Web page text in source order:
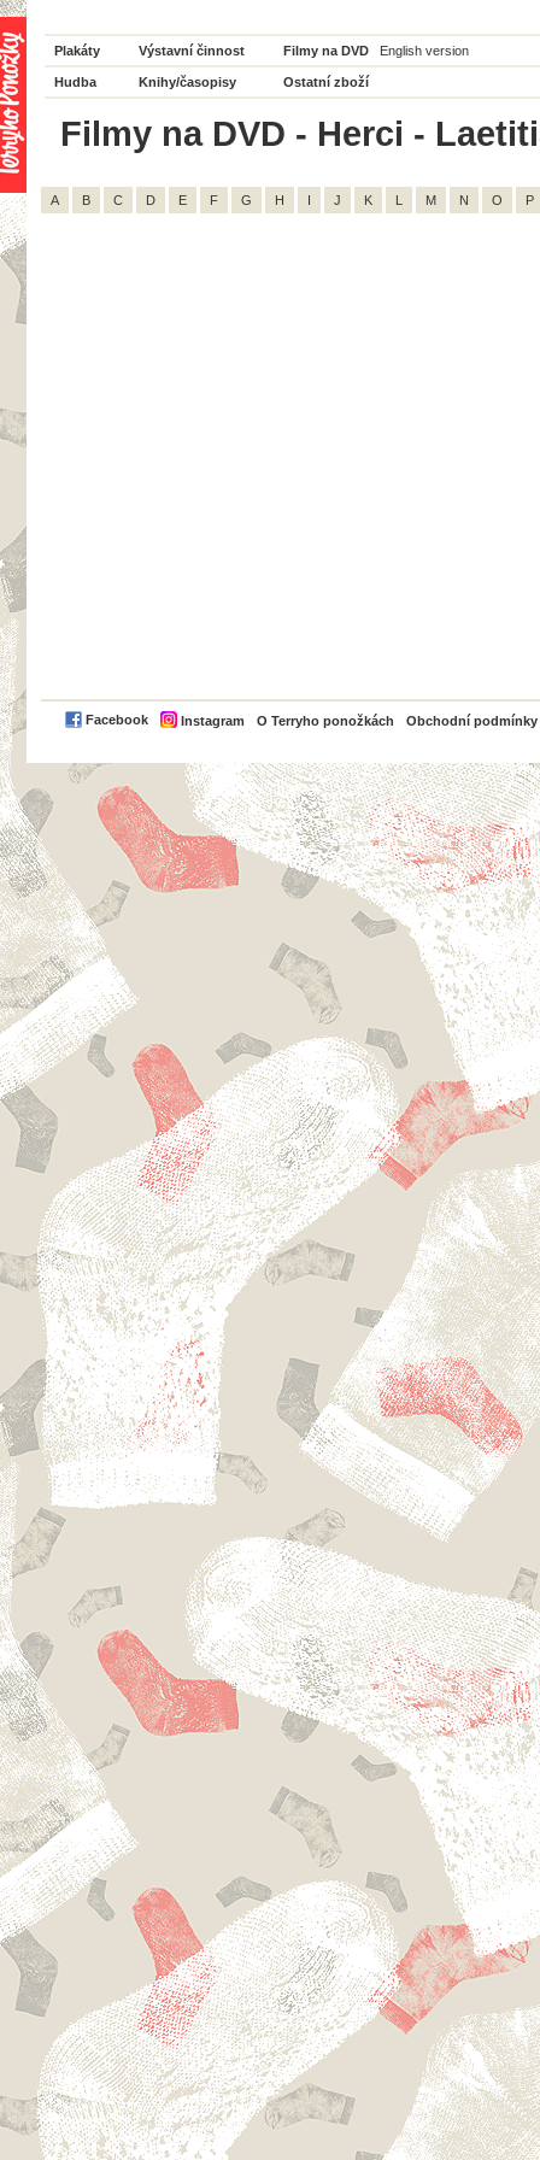
Plakáty Výstavní činnost Filmy na DVD English version
Hudba Knihy/časopisy Ostatní zboží
Filmy na DVD - Herci -
A B C D E F G H I J K L M N O P
Facebook Instagram O Terryho ponožkách Obchodní podmínky
PayPal